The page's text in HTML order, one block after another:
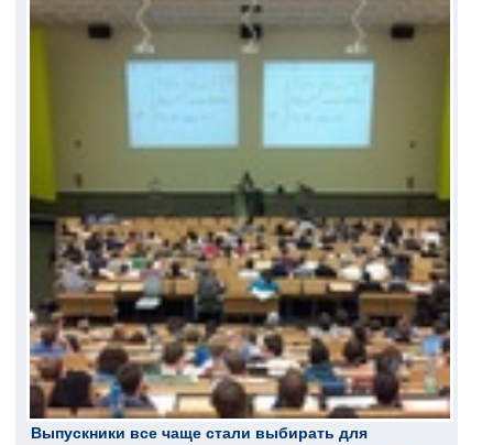
Выпускники все чаще стали выбирать для